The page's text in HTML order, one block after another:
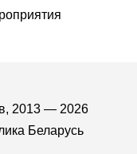
2013 — 2026
Беларусь